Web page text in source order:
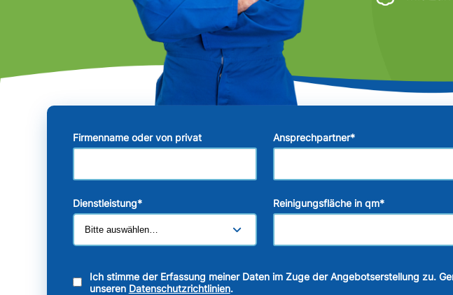
Firmenname oder von privat Ansprechpartner*
Dienstleistung* Reinigungsfläche in qm*
Ich stimme der Erfassung meiner Daten im Zuge der Angebotserstellung zu.
unseren Datenschutzrichtlinien.